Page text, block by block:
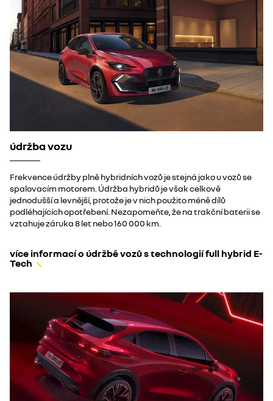
údržba vozu
Frekvence údržby plně hybridních vozů je stejná jako u vozů se
spalovacím motorem. Údržba hybridů je však celkově
jednodušší a levnější, protože je v nich použito méně dílů
podléhajících opotřebení. Nezapomeňte, že na trakční baterii se
vztahuje záruka 8 let nebo 160 000 km.
více informací o údržbě vozů s technologií full hybrid E-
Tech